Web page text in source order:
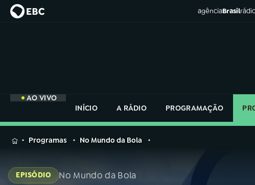
agênciaBrasil
AO VIVO
INÍCIO
A RÁDIO PROGRAMAÇÃO
MENU
na
Rádio
Programas No Mundo da Bola
EPISÓDIO No Mundo da Bola